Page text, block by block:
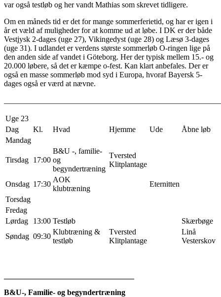
var også testløb og her vandt Mathias som skrevet tidligere.
Om en måneds tid er det for mange sommerferietid, og har er igen i
år et væld af muligheder for at komme ud at løbe. I DK er der både
Vestjysk 2-dages (uge 27), Vikingedyst (uge 28) og Læsø 3-dages
(uge 31). I udlandet er verdens største sommerløb O-ringen lige på
den anden side af vandet i Göteborg. Her der typisk mellem 15.- og
20.000 løbere, så det er kæmpe o-fest. Kan klart anbefales. Der er
også en masse sommerløb mod syd i Europa, hvoraf Bayersk 5-
dages også er værd at nævne.
Uge 23
Dag
Kl. Hvad Hjemme Ude
Åbne løb
Mandag
Tirsdag 17:00
B&U -, familie-
og
begyndertræning
Tversted
Klitplantage
Onsdag 17:30
AOK
klubtræning
Eternitten
Torsdag
Fredag
Lørdag
13:00 Testløb
Skærbøge
Søndag 09:30
Klubtræning &
testløb
Tversted
Klitplantage
Linå
Vesterskov
B&U-, Familie- og begyndertræning